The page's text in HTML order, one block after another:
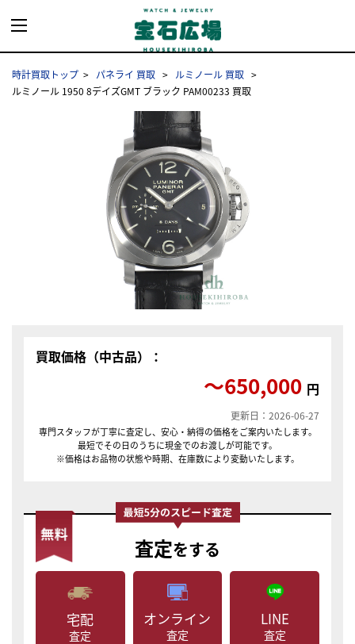
時計買取トップ パネライ 買取
ルミノール 買取
ルミノール 1950 8デイズGMT ブラック PAM00233 買取
買取価格（中古品）：
〜650,000 円
更新日：2026-06-27
専門スタッフが丁寧に査定し、安心・納得の価格をご案内いたします。
最短でその日のうちに現金でのお渡しが可能です。
※価格はお品物の状態や時期、在庫数により変動いたします。
査定をする
宅配
査定
オンライン
査定
LINE
査定